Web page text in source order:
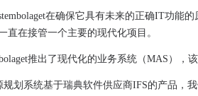
董事会级别执行措施，以查看技术价值
授予Windows OLE补丁KB 3146706，少说明
赞对ICS安全缺陷的积极反应
诈骗导致了通过Rogue Wire Transfers的23亿美元
在确保它具有未来的正确IT功能的
直在接管一个主要的现代化项目。
推出了现代化的业务系统（MAS），
规划系统基于瑞典软件供应商IFS的产品，